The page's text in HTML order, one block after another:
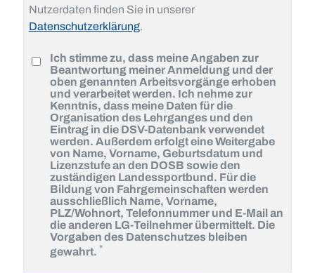
Nutzerdaten finden Sie in unserer
Datenschutzerklärung.
Ich stimme zu, dass meine Angaben zur
Beantwortung meiner Anmeldung und der
oben genannten Arbeitsvorgänge erhoben
und verarbeitet werden. Ich nehme zur
Kenntnis, dass meine Daten für die
Organisation des Lehrganges und den
Eintrag in die DSV-Datenbank verwendet
werden. Außerdem erfolgt eine Weitergabe
von Name, Vorname, Geburtsdatum und
Lizenzstufe an den DOSB sowie den
zuständigen Landessportbund. Für die
Bildung von Fahrgemeinschaften werden
ausschließlich Name, Vorname,
PLZ/Wohnort, Telefonnummer und E-Mail an
die anderen LG-Teilnehmer übermittelt. Die
Vorgaben des Datenschutzes bleiben
gewahrt. *Pflichtfeld